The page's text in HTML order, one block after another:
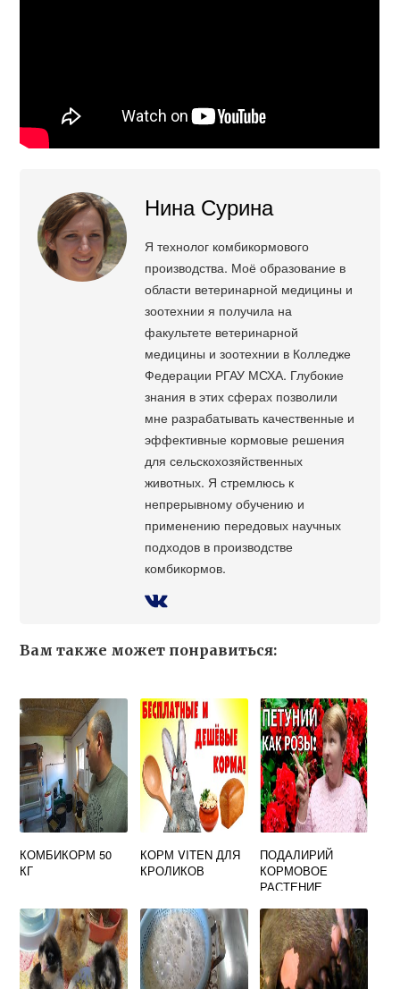
Нина Сурина
Я технолог комбикормового
производства. Моё образование в
области ветеринарной медицины и
зоотехнии я получила на
факультете ветеринарной
медицины и зоотехнии в Колледже
Федерации РГАУ МСХА. Глубокие
знания в этих сферах позволили
мне разрабатывать качественные и
эффективные кормовые решения
для сельскохозяйственных
животных. Я стремлюсь к
непрерывному обучению и
применению передовых научных
подходов в производстве
комбикормов.
Вам также может понравиться:
КОМБИКОРМ 50
КГ
КОРМ VITEN ДЛЯ
КРОЛИКОВ
ПОДАЛИРИЙ
КОРМОВОЕ
РАСТЕНИЕ